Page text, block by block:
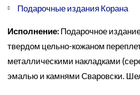
Подарочные издания Корана
Исполнение:Подарочное
твердом цельно-кожаном
металлическими накладками
эмалью и камнями Сваровски.